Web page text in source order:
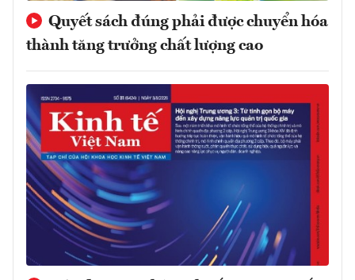
Quyết sách đúng phải được chuyển hóa
thành tăng trưởng chất lượng cao